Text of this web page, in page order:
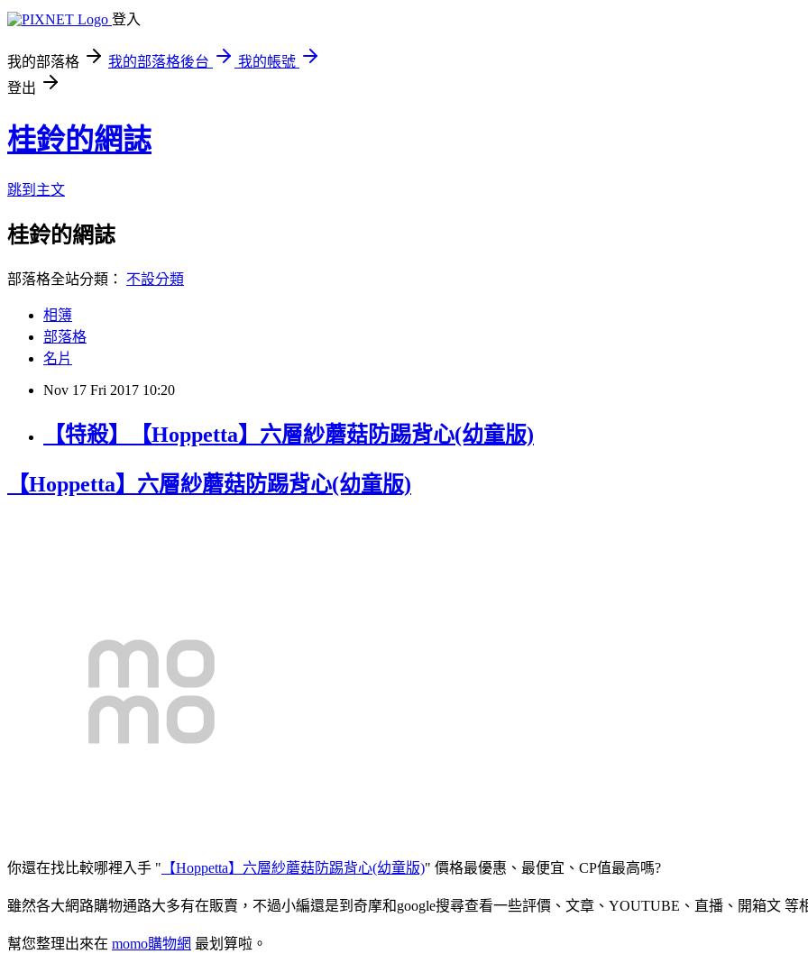
登入
我的部落格 我的部落格後台
我的帳號
登出
桂鈴的網誌
跳到主文
桂鈴的網誌
部落格全站分類： 不設分類
相簿
部落格
名片
Nov 17 Fri 2017 10:20
【特殺】【Hoppetta】六層紗蘑菇防踢背心(幼童版)
【Hoppetta】六層紗蘑菇防踢背心(幼童版)
你還在找比較哪裡入手 " 【Hoppetta】六層紗蘑菇防踢背心(幼童版)" 價格最優惠、最便宜、CP值最高嗎?
雖然各大網路購物通路大多有在販賣，不過小編還是到奇摩和google搜尋查看一些評價、文章、YOUTUBE、直播、開箱文 等
幫您整理出來在 momo購物網 最划算啦。